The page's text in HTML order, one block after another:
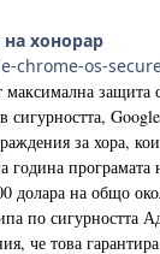
на хонорар
максимална защита
за хора,
година
долара на общо
по
че това